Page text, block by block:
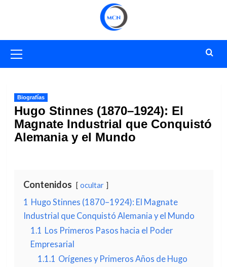
primario
Biografías
Hugo Stinnes (1870–1924): El
Magnate Industrial que Conquistó
Alemania y el Mundo
Contenidos ocultar
1 Hugo Stinnes (1870–1924): El Magnate
Industrial que Conquistó Alemania y el Mundo
1.1 Los Primeros Pasos hacia el Poder
Empresarial
1.1.1 Orígenes y Primeros Años de Hugo